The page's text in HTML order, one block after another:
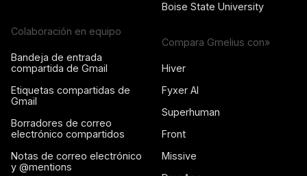
Colaboración en equipo
Bandeja de entrada
compartida de Gmail
Etiquetas compartidas de
Gmail
Borradores de correo
electrónico compartidos
Notas de correo electrónico
y @mentions
Boise State University
Compara Gmelius con»
Hiver
Fyxer AI
Superhuman
Front
Missive